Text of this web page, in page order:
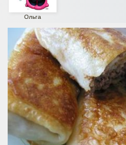
Ольга